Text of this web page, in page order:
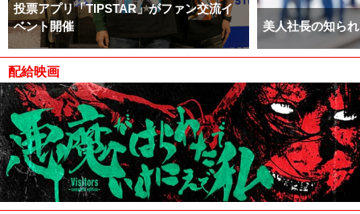
投票アプリ「TIPSTAR」がファン交流イ
ベント開催
美人社長の知ら
配給映画